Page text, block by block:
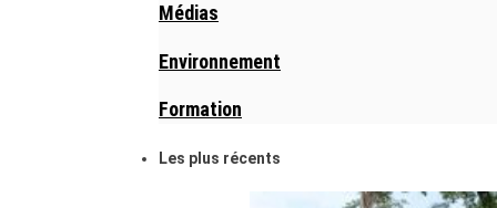
Médias
Environnement
Formation
Les plus récents